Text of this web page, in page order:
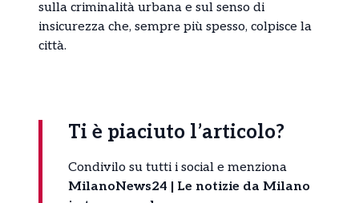
sulla criminalità urbana e sul senso di
insicurezza che, sempre più spesso, colpisce la
città.
Ti è piaciuto l’articolo?
Condivilo su tutti i social e menziona
MilanoNews24 | Le notizie da Milano